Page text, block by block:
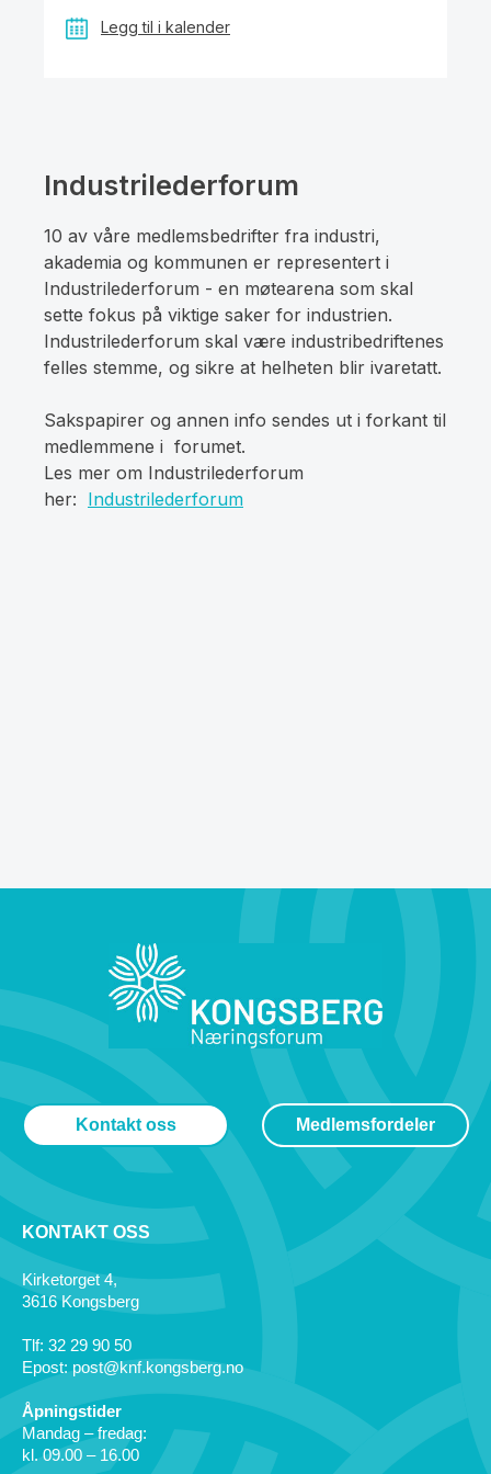
Kontakt oss Medlemsfordeler
KONTAKT OSS
Kirketorget 4,
3616 Kongsberg
Tlf: 32 29 90 50
Epost: post@knf.kongsberg.no
Åpningstider
Mandag – fredag:
kl. 09.00 – 16.00